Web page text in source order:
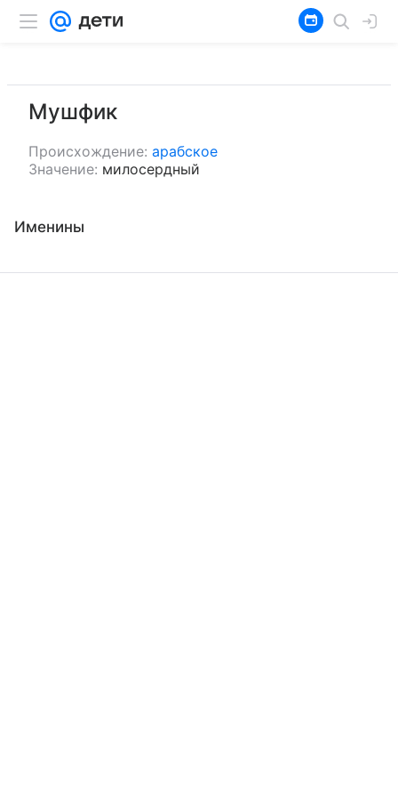
Мушфик
Происхождение: арабское
Значение: милосердный
Именины